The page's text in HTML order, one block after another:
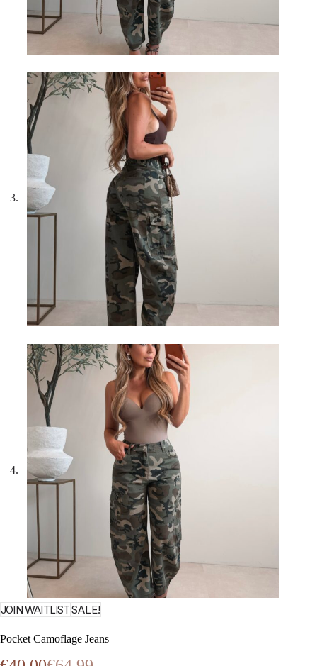
JOIN WAITLISTSALE!
Pocket Camoflage Jeans